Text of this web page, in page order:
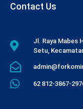
Contact Us
Jl. Raya Mabes
Setu,
62 812-3867-